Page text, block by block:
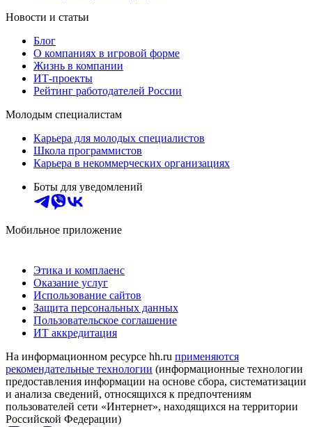
Новости и статьи
Блог
О компаниях в игровой форме
Жизнь в компании
ИТ-проекты
Рейтинг работодателей России
Молодым специалистам
Карьера для молодых специалистов
Школа программистов
Карьера в некоммерческих организациях
Боты для уведомлений
Мобильное приложение
Этика и комплаенс
Оказание услуг
Использование сайтов
Защита персональных данных
Пользовательское соглашение
ИТ аккредитация
На информационном ресурсе hh.ru применяются
рекомендательные технологии (информационные технологии
предоставления информации на основе сбора, систематизации
и анализа сведений, относящихся к предпочтениям
пользователей сети «Интернет», находящихся на территории
Российской Федерации)